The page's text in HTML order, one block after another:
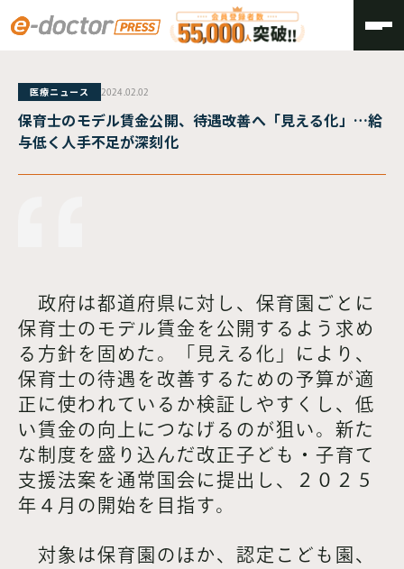
TOP
医療ニュース 2024.02.02
保育士のモデル賃金公開、待遇改善へ「見える化」…給
与低く人手不足が深刻化
政府は都道府県に対し、保育園ごとに
保育士のモデル賃金を公開するよう求め
る方針を固めた。「見える化」により、
保育士の待遇を改善するための予算が適
正に使われているか検証しやすくし、低
い賃金の向上につなげるのが狙い。新た
な制度を盛り込んだ改正子ども・子育て
支援法案を通常国会に提出し、２０２５
年４月の開始を目指す。
対象は保育園のほか、認定こども園、